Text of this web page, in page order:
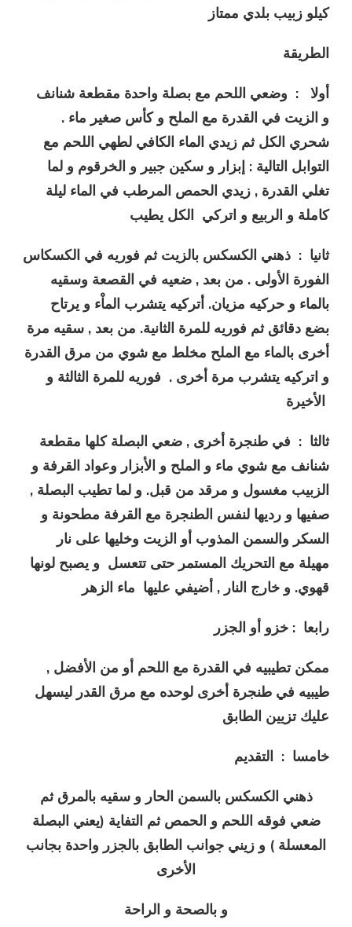
كيلو زبيب بلدي ممتاز
الطريقة
أولا : وضعي اللحم مع بصلة واحدة مقطعة شنانف
و الزيت في القدرة مع الملح و كأس صغير ماء .
شحري الكل ثم زيدي الماء الكافي لطهي اللحم مع
التوابل التالية : إبزار و سكين جبير و الخرقوم و لما
تغلي القدرة , زيدي الحمص المرطب في الماء ليلة
كاملة و الربيع و اتركي الكل يطيب
ثانيا : ذهني الكسكس بالزيت ثم فوريه في الكسكاس
الفورة الأولى . من بعد , ضعيه في القصعة وسقيه
بالماء و حركيه مزيان. أتركيه يتشرب الماْء و يرتاح
بضع دقائق ثم فوريه للمرة الثانية. من بعد , سقيه مرة
أخرى بالماء مع الملح مخلط مع شوي من مرق القدرة
و اتركيه يتشرب مرة أخرى . فوريه للمرة الثالثة و
ثالثا : في طنجرة أخرى , ضعي البصلة كلها مقطعة
شنانف مع شوي ماء و الملح و الأبزار وعواد القرفة و
الزبيب مغسول و مرقد من قبل. و لما تطيب البصلة ,
صفيها و رديها لنفس الطنجرة مع القرفة مطحونة و
السكر والسمن المذوب أو الزيت وخليها على نار
مهيلة مع التحريك المستمر حتى تتعسل و يصبح لونها
قهوي. و خارج النار , أضيفي عليها ماء الزهر
رابعا : خزو أو الجزر
ممكن تطيبيه في القدرة مع اللحم أو من الأفضل ,
طيبيه في طنجرة أخرى لوحده مع مرق القدر ليسهل
عليك تزيين الطابق
خامسا : التقديم
ذهني الكسكس بالسمن الحار و سقيه بالمرق ثم
ضعي فوقه اللحم و الحمص ثم التفاية (يعني البصلة
المعسلة ) و زيني جوانب الطابق بالجزر واحدة بجانب
الأخرى
و بالصحة و الراحة